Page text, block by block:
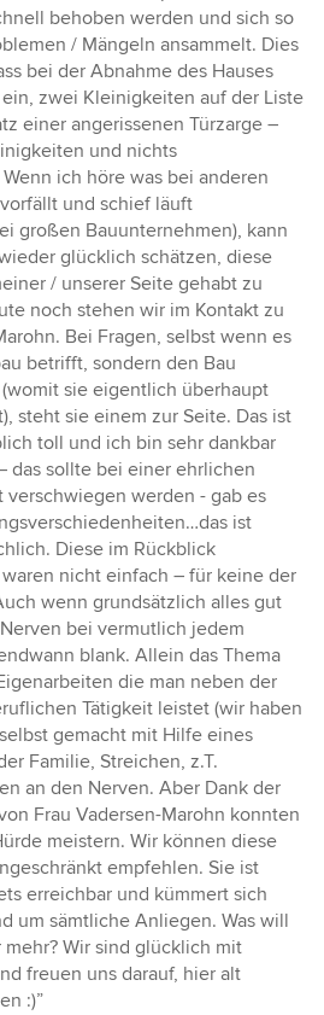
behoben werden und sich so
/ Mängeln ansammelt. Dies
bei der Abnahme des Hauses
zwei Kleinigkeiten auf der Liste
einer angerissenen Türzarge –
und nichts
ich höre was bei anderen
und schief läuft
großen Bauunternehmen), kann
glücklich schätzen, diese
/ unserer Seite gehabt zu
noch stehen wir im Kontakt zu
Bei Fragen, selbst wenn es
betrifft, sondern den Bau
sie eigentlich überhaupt
steht sie einem zur Seite. Das ist
toll und ich bin sehr dankbar
das sollte bei einer ehrlichen
verschwiegen werden - gab es
ist
Diese im Rückblick
nicht einfach – für keine der
wenn grundsätzlich alles gut
bei vermutlich jedem
blank. Allein das Thema
die man neben der
Tätigkeit leistet (wir haben
gemacht mit Hilfe eines
Familie, Streichen, z.T.
an den Nerven. Aber Dank der
Frau Vadersen-Marohn konnten
meistern. Wir können diese
empfehlen. Sie ist
erreichbar und kümmert sich
um sämtliche Anliegen. Was will
Wir sind glücklich mit
freuen uns darauf, hier alt
:)”